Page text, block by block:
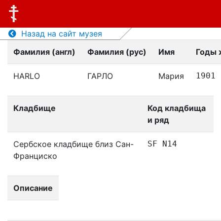
Назад на сайт музея
Фамилия (англ)
Фамилия (рус) Имя Годы
HARLO ГАРЛО Мария 1901
Кладбище
Код кладбища
и ряд
Сербское кладбище близ Сан-
Франциско
SF N14
Описание